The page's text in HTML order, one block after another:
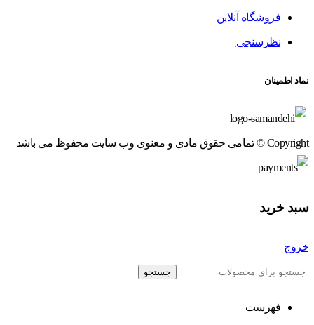
فروشگاه آنلاین
نظرسنجی
نماد اطمینان
Copyright © تمامی حقوق مادی و معنوی وب سایت محفوظ می باشد
سبد خرید
خروج
جستجو
فهرست